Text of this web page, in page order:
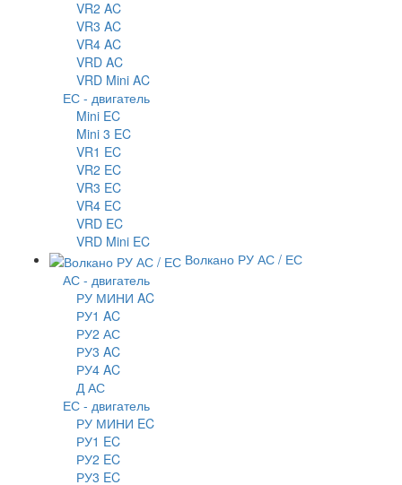
VR2 AC
VR3 AC
VR4 AC
VRD AC
VRD Mini AC
ЕС - двигатель
Mini EC
Mini 3 EC
VR1 EC
VR2 EC
VR3 EC
VR4 EC
VRD EC
VRD Mini EC
Волкано РУ АС / ЕС
АС - двигатель
РУ МИНИ AC
РУ1 AC
РУ2 АС
РУ3 AC
РУ4 AC
Д АС
ЕС - двигатель
РУ МИНИ EC
РУ1 EC
РУ2 EC
РУ3 EC